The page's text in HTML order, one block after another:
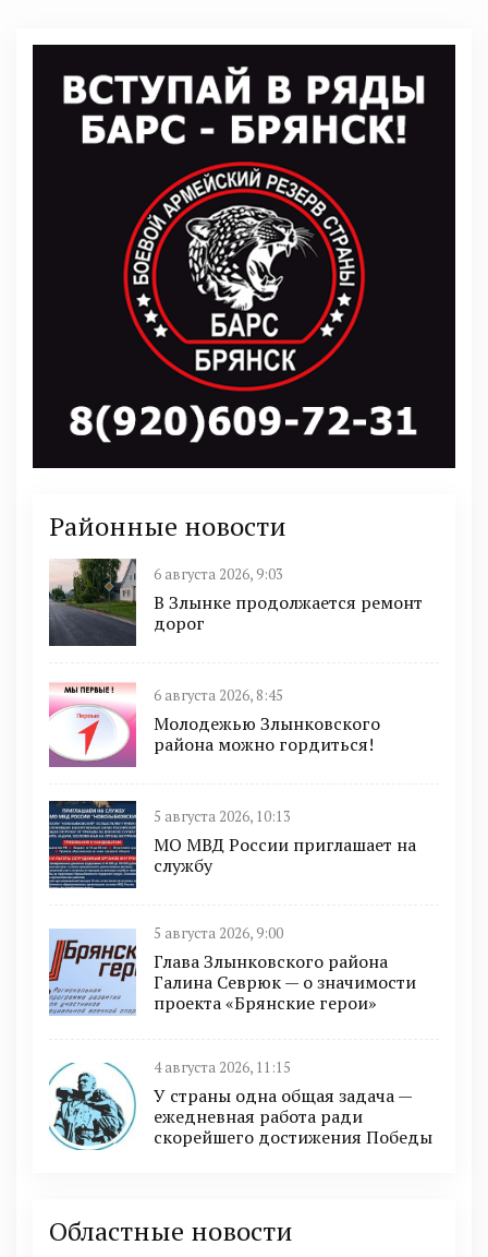
Районные новости
6 августа 2026, 9:03
В Злынке продолжается ремонт
дорог
6 августа 2026, 8:45
Молодежью Злынковского
района можно гордиться!
5 августа 2026, 10:13
МО МВД России приглашает на
службу
5 августа 2026, 9:00
Глава Злынковского района
Галина Севрюк — о значимости
проекта «Брянские герои»
4 августа 2026, 11:15
У страны одна общая задача —
ежедневная работа ради
скорейшего достижения Победы
Областные новости